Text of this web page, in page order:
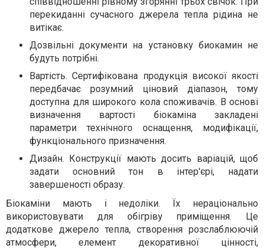
перекиданні сучасного джерела тепла рідина не
витікає.
Дозвільні документи на установку биокамин не
будуть потрібні.
Вартість. Сертифікована продукція високої якості
передбачає розумний ціновий діапазон, тому
доступна для широкого кола споживачів. В основі
визначення вартості біокаміна закладені
параметри технічного оснащення, модифікації,
функціонального призначення.
Дизайн. Конструкції мають досить варіацій, щоб
задати основний тон в інтер'єрі, надати
завершеності образу.
Біокаміни мають і недоліки. Їх нераціонально
використовувати для обігріву приміщення. Це
додаткове джерело тепла, створення розслаблюючій
атмосфери, елемент декоративної цінності,